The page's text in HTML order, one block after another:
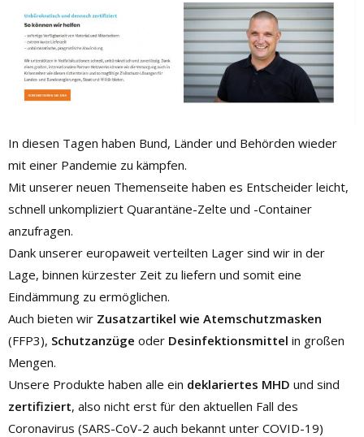
In diesen Tagen haben Bund, Länder und Behörden wieder
mit einer Pandemie zu kämpfen.
Mit unserer neuen Themenseite haben es Entscheider leicht,
schnell unkompliziert Quarantäne-Zelte und -Container
anzufragen.
Dank unserer europaweit verteilten Lager sind wir in der
Lage, binnen kürzester Zeit zu liefern und somit eine
Eindämmung zu ermöglichen.
Auch bieten wir Zusatzartikel wie Atemschutzmasken
(FFP3), Schutzanzüge oder Desinfektionsmittel in großen
Mengen.
Unsere Produkte haben alle ein deklariertes MHD und sind
zertifiziert, also nicht erst für den aktuellen Fall des
Coronavirus (SARS-CoV-2 auch bekannt unter COVID-19)